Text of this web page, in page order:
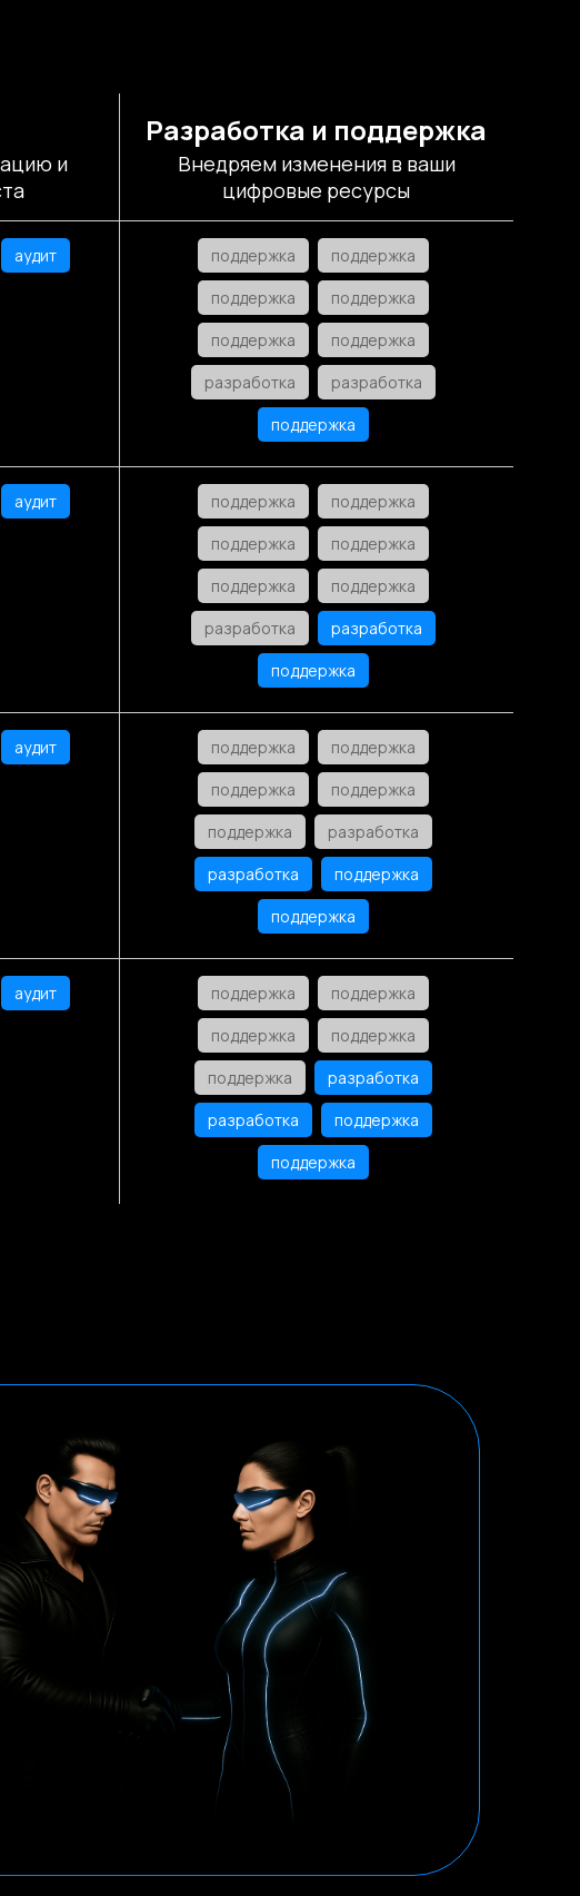
и
Разработка и поддержка
Внедряем изменения в ваши
цифровые ресурсы
аудит поддержка
поддержка
поддержка
поддержка
поддержка
поддержка
разработка
разработка
поддержка
аудит поддержка
поддержка
поддержка
поддержка
поддержка
поддержка
разработка
разработка
поддержка
аудит поддержка
поддержка
поддержка
поддержка
поддержка
разработка
разработка
поддержка
поддержка
аудит поддержка
поддержка
поддержка
поддержка
поддержка
разработка
разработка
поддержка
поддержка
Вконтакте
Dprofile
Наши реквизиты
аккредитации